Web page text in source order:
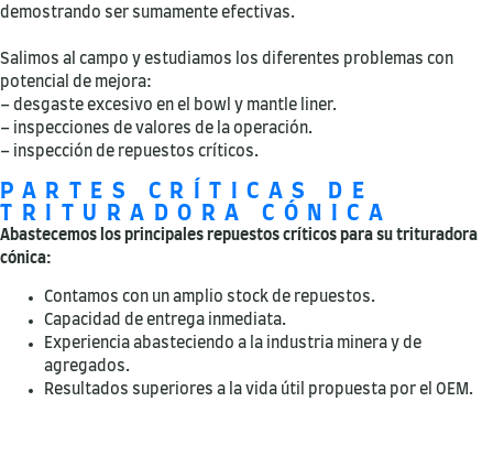
demostrando ser sumamente efectivas.
Salimos al campo y estudiamos los diferentes problemas con
potencial de mejora:
– desgaste excesivo en el bowl y mantle liner.
– inspecciones de valores de la operación.
– inspección de repuestos críticos.
PARTES CRÍTICAS DE
TRITURADORA CÓNICA
Abastecemos los principales repuestos críticos para su trituradora
cónica:
Contamos con un amplio stock de repuestos.
Capacidad de entrega inmediata.
Experiencia abasteciendo a la industria minera y de
agregados.
Resultados superiores a la vida útil propuesta por el OEM.